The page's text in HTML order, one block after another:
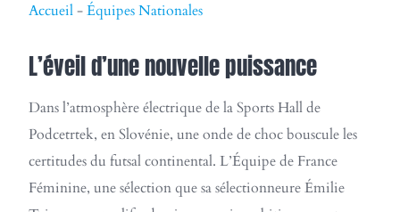
Accueil-Équipes Nationales
L’éveil d’une nouvelle puissance
Dans l’atmosphère électrique de la Sports Hall de
Podcetrtek, en Slovénie, une onde de choc bouscule les
certitudes du futsal continental. L’Équipe de France
Féminine, une sélection que sa sélectionneure Émilie